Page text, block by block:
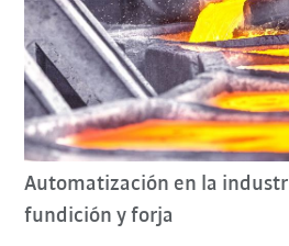
Automatización en la
fundición y forja